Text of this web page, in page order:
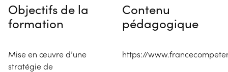
Objectifs de la
formation
Mise en œuvre d’une
stratégie de
Contenu
pédagogique
https://